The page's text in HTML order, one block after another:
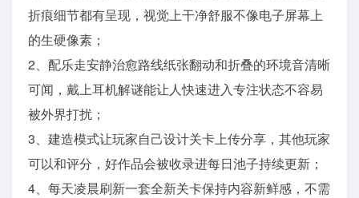
折痕细节都有呈现，视觉上干净舒服不像电子屏幕上
的生硬像素；
2、配乐走安静治愈路线纸张翻动和折叠的环境音清晰
可闻，戴上耳机解谜能让人快速进入专注状态不容易
被外界打扰；
3、建造模式让玩家自己设计关卡上传分享，其他玩家
可以和评分，好作品会被收录进每日池子持续更新；
4、每天凌晨刷新一套全新关卡保持内容新鲜感，不需